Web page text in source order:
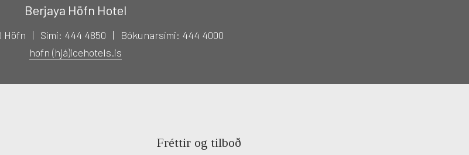
Berjaya Höfn Hotel
Höfn Sími: 444 4850
Bókunarsími: 444 4000
hofn (hjá)icehotels.is
Fréttir og tilboð